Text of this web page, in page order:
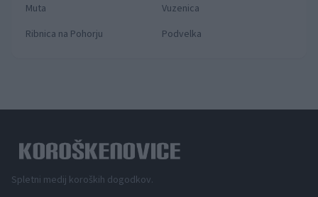
Muta
Vuzenica
Ribnica na Pohorju
Podvelka
Spletni medij koroških dogodkov.